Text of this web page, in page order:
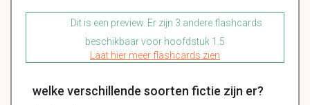
Dit is een preview. Er zijn 3 andere flashcards
beschikbaar voor hoofdstuk 1.5
Laat hier meer flashcards zien
welke verschillende soorten fictie zijn er?